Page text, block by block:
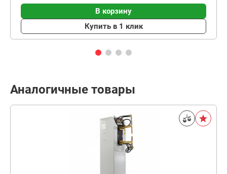
В корзину
Купить в 1 клик
Аналогичные товары